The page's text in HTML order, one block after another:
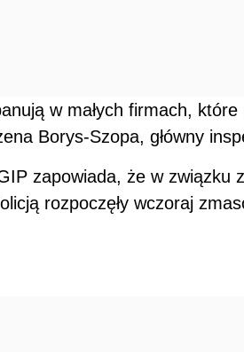
w małych firmach,
Borys-Szopa, główny
zapowiada, że w związku
rozpoczęły wczoraj